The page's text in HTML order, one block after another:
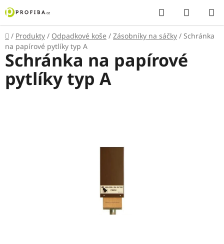
Přejít
na
obsah
Hledat
KOŠÍK
Domů
/ Produkty / Odpadkové koše / Zásobníky na sáčky / Schránka
na papírové pytlíky typ A
Schránka na papírové
pytlíky typ A